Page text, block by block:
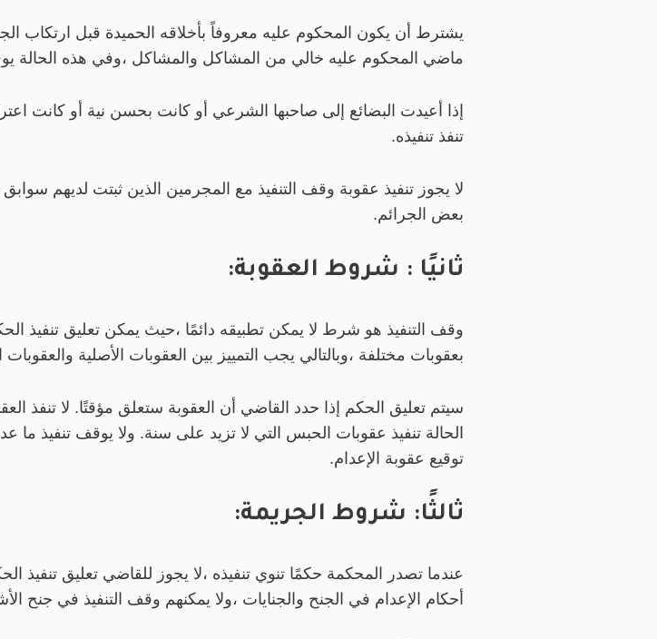
يشترط أن يكون المحكوم عليه معروفاً بأخلاقه الحميدة قبل ارتكاب
ماضي المحكوم عليه خالي من المشاكل والمشاكل ،وفي هذه الحالة
إذا أعيدت البضائع إلى صاحبها الشرعي أو كانت بحسن نية أو كانت
تنفذ تنفيذه.
لا يجوز تنفيذ عقوبة وقف التنفيذ مع المجرمين الذين ثبتت لديهم
بعض الجرائم.
ثانيًا : شروط العقوبة:
وقف التنفيذ هو شرط لا يمكن تطبيقه دائمًا ،حيث يمكن تعليق تنفيذ
بعقوبات مختلفة ،وبالتالي يجب التمييز بين العقوبات الأصلية والعقوبات
سيتم تعليق الحكم إذا حدد القاضي أن العقوبة ستعلق مؤقتًا. لا تنفذ
الحالة تنفيذ عقوبات الحبس التي لا تزيد على سنة. ولا يوقف تنفيذ ما
توقيع عقوبة الإعدام.
ثالثًا: شروط الجريمة:
عندما تصدر المحكمة حكمًا تنوي تنفيذه ،لا يجوز للقاضي تعليق
أحكام الإعدام في الجنح والجنايات ،ولا يمكنهم وقف التنفيذ في جنح